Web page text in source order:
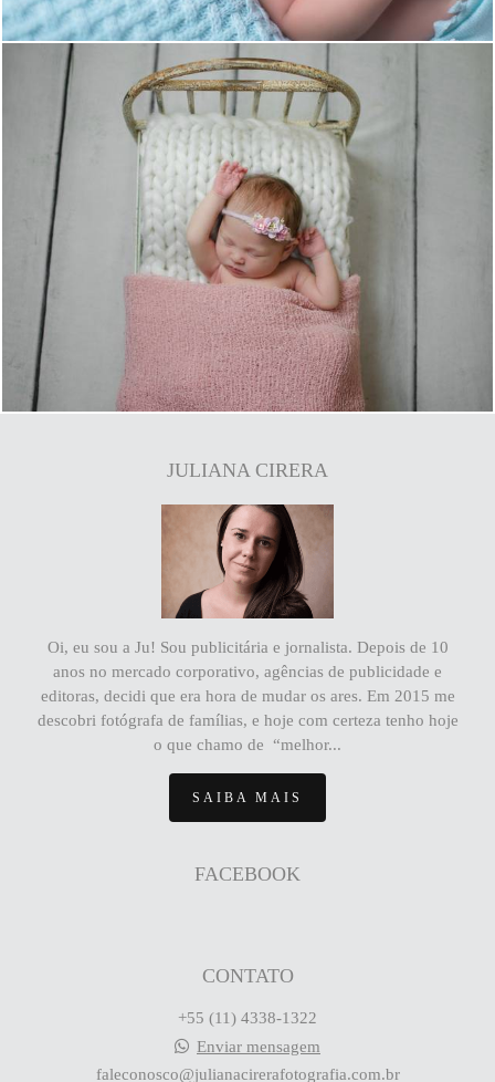
1541 0
JULIANA CIRERA
Oi, eu sou a Ju! Sou publicitária e jornalista. Depois de 10
anos no mercado corporativo, agências de publicidade e
editoras, decidi que era hora de mudar os ares. Em 2015 me
descobri fotógrafa de famílias, e hoje com certeza tenho hoje
o que chamo de “melhor...
SAIBA MAIS
FACEBOOK
CONTATO
+55 (11) 4338-1322
Enviar mensagem
faleconosco@julianacirerafotografia.com.br